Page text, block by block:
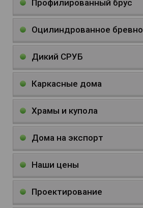
Профилированный брус
Оцилиндрованное бревно
Дикий СРУБ
Каркасные дома
Храмы и купола
Дома на экспорт
Наши цены
Проектирование